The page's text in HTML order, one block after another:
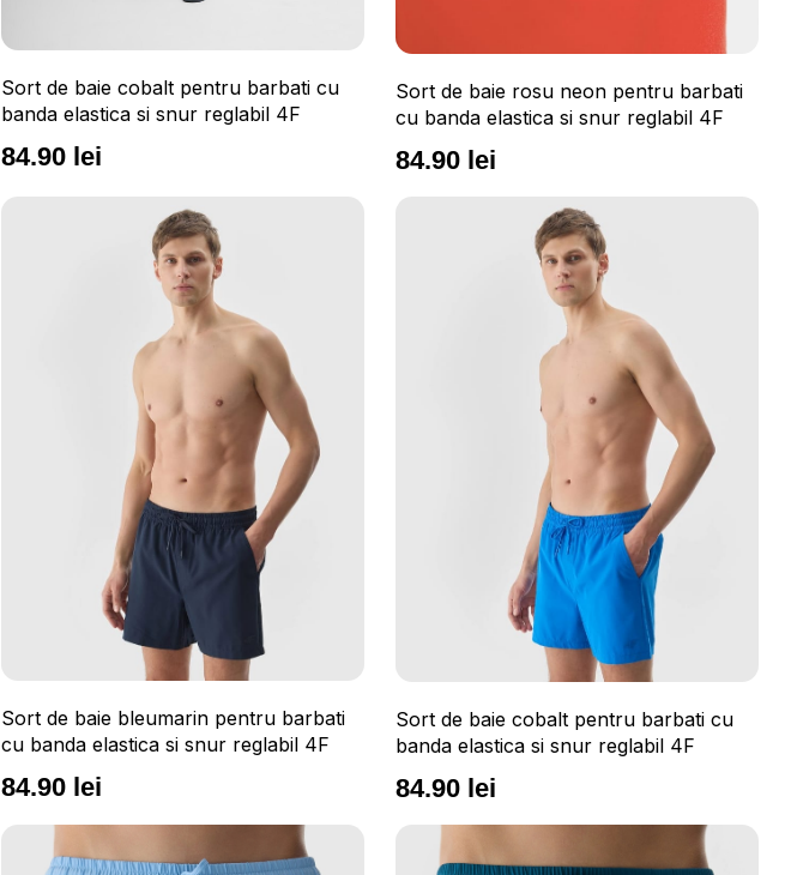
Sort de baie cobalt pentru barbati cu
banda elastica si snur reglabil 4F
84.90 lei
Sort de baie rosu neon pentru barbati
cu banda elastica si snur reglabil 4F
84.90 lei
Sort de baie bleumarin pentru barbati
cu banda elastica si snur reglabil 4F
84.90 lei
Sort de baie cobalt pentru barbati cu
banda elastica si snur reglabil 4F
84.90 lei